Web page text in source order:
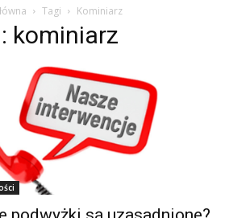
Tagi Kominiarz
kominiarz